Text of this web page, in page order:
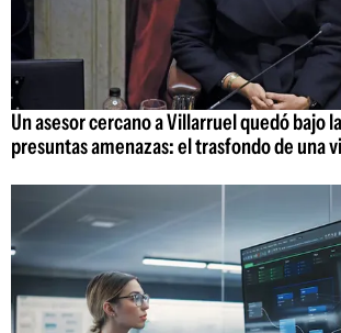
Un asesor cercano a Villarruel quedó bajo
presuntas amenazas: el trasfondo de una